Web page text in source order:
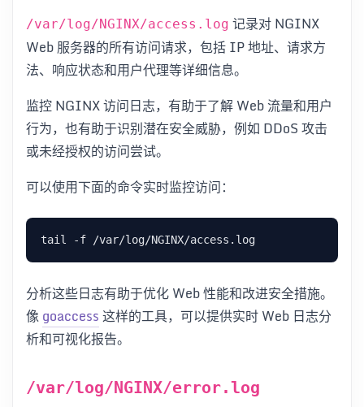
/var/log/NGINX/access.log 记录对 NGINX
Web 服务器的所有访问请求，包括 IP 地址、请求方
法、响应状态和用户代理等详细信息。
监控 NGINX 访问日志，有助于了解 Web 流量和用户
行为，也有助于识别潜在安全威胁，例如 DDoS 攻击
或未经授权的访问尝试。
可以使用下面的命令实时监控访问：
分析这些日志有助于优化 Web 性能和改进安全措施。
像goaccess这样的工具，可以提供实时 Web 日志分
析和可视化报告。
/var/log/NGINX/error.log